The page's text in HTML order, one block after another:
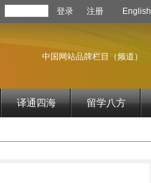
登录 注册 English
中国网站品牌栏目（频道）
译通四海 留学八方